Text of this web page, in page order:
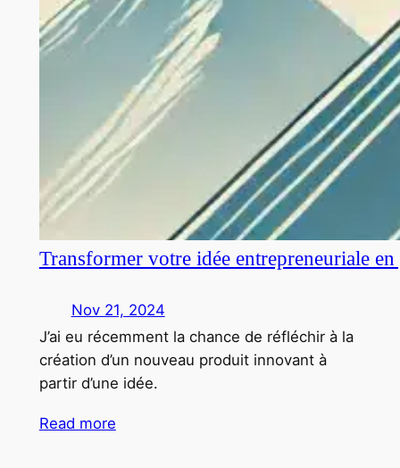
Transformer votre idée entrepreneuriale
Nov 21, 2024
J’ai eu récemment la chance de réfléchir à la
création d’un nouveau produit innovant à
partir d’une idée.
Read more